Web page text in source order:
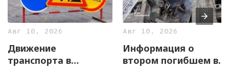
Авг 10, 2026
Движение
транспорта в
Авг 10, 2026
Информация о
втором погибшем в